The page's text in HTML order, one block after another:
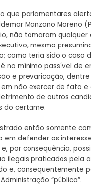
que parlamentares
Manzano Moreno
não tomaram
mesmo
como teria sido o caso
é no mínimo passível de
e prevaricação,
não exercer de fato e
de outros
do certame.
então somente
em defender os
por consequência,
ilegais praticados pela
e, consequentemente
“pública”.